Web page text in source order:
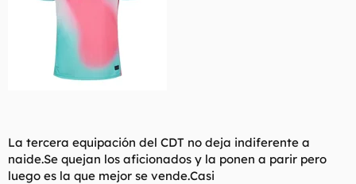
La tercera equipación del CDT no deja indiferente a
naide.Se quejan los aficionados y la ponen a parir pero
luego es la que mejor se vende.Casi